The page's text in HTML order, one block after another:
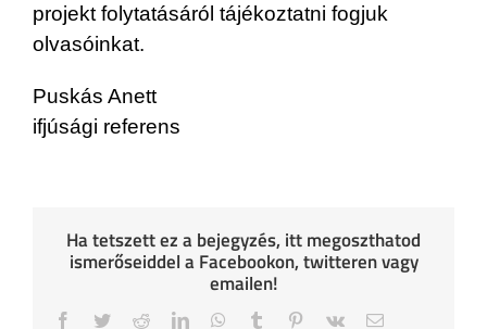
projekt folytatásáról tájékoztatni fogjuk
olvasóinkat.
Puskás Anett
ifjúsági referens
Ha tetszett ez a bejegyzés, itt megoszthatod
ismerőseiddel a Facebookon, twitteren vagy
emailen!
Facebook
TwitterRedditLinkedInWhatsApp
Tumblr Pinterest
Vk Email